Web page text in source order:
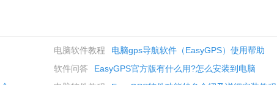
电脑软件教程
电脑gps导航软件（EasyGPS）使用帮助
软件问答
EasyGPS官方版有什么用?怎么安装到电脑